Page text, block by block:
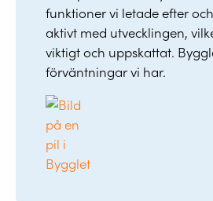
funktioner vi letade efter
aktivt med utvecklingen,
viktigt och uppskattat.
förväntningar vi har.